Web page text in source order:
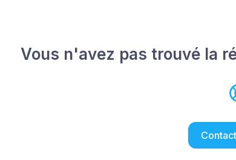
Vous n'avez pas trouvé la